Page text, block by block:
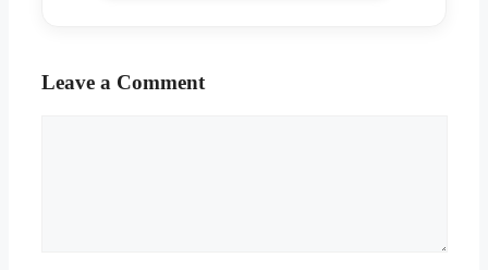
Leave a Comment